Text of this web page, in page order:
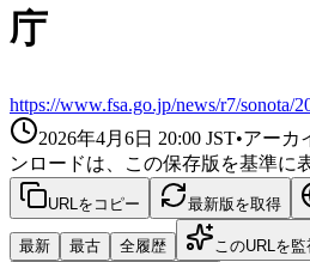
庁
https://www.fsa.go.jp/news/r7/sonota/
2026年4月6日 20:00 JST•アーカ
ンロードは、この保存版を基準に
URLをコピー 最新版を取得
最新 最古 全履歴 このURLを